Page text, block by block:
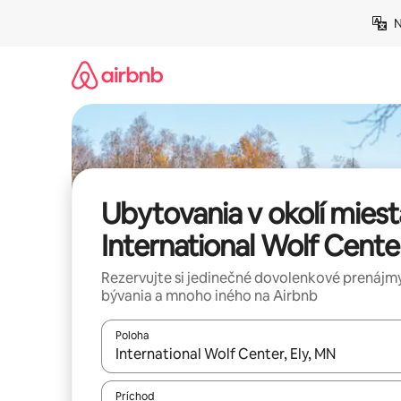
Ubytovania v okolí
International Wolf
Rezervujte si jedinečné dovolenkové
bývania a mnoho iného na Airbnb
Poloha
Keď budú výsledky k dispozícii, môžete si ich
Príchod